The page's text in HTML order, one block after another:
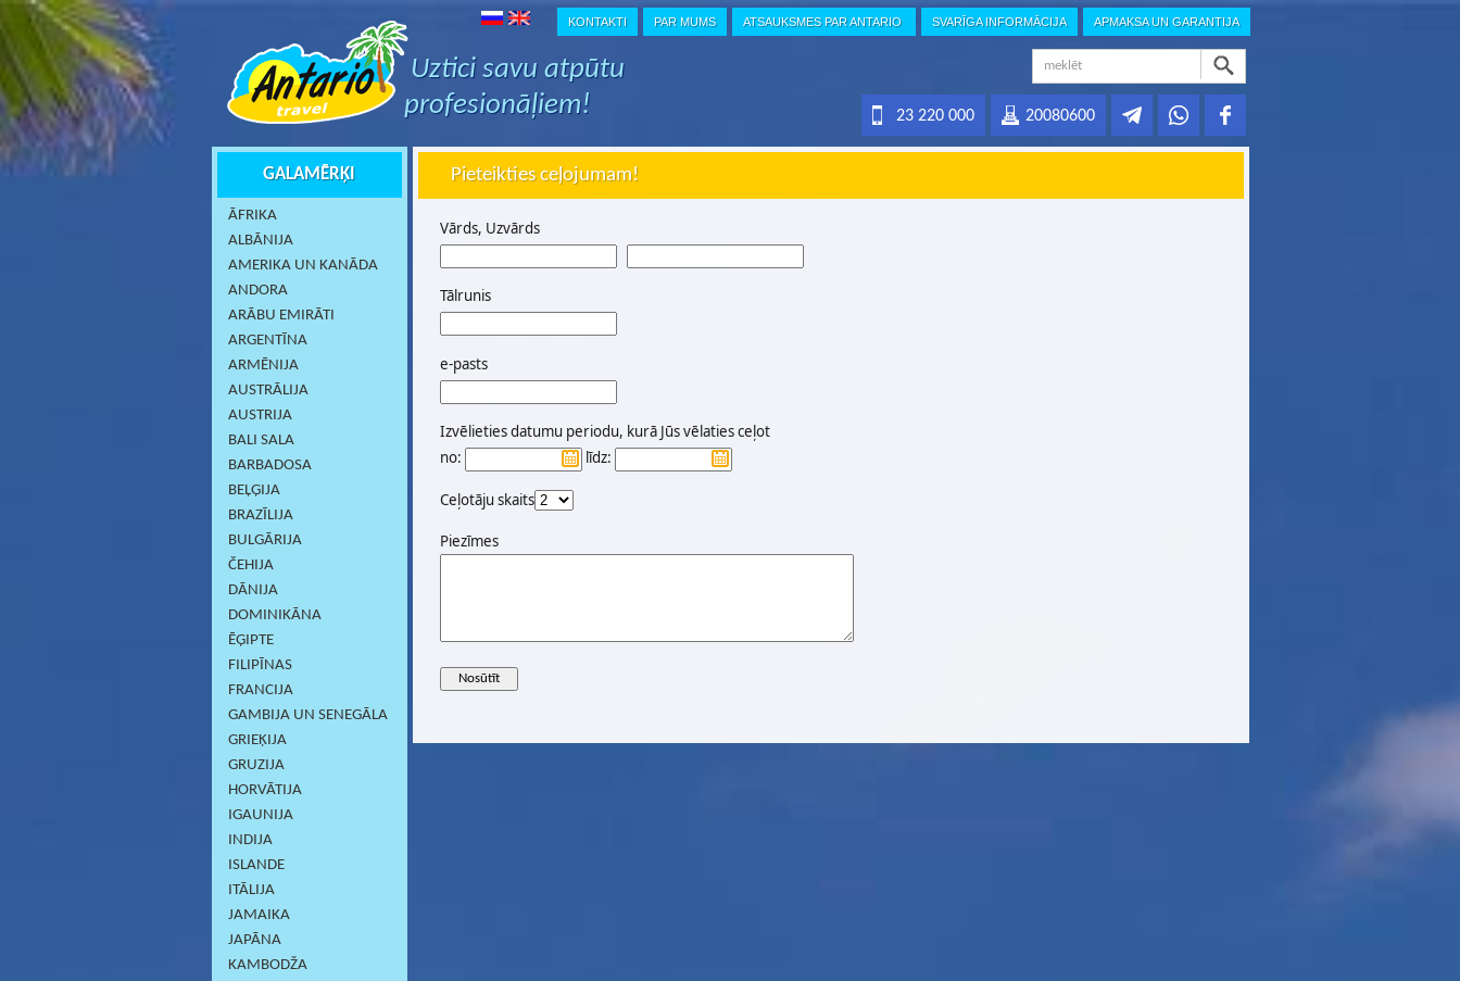
KONTAKTI PAR MUMS ATSAUKSMES PAR ANTARIO SVARĪGA INFORMĀCIJA APMAKSA UN GARANTIJA
Uztici savu atpūtu
profesionāļiem!
20080600
23 220 000
GALAMĒRĶI
ĀFRIKA
ALBĀNIJA
AMERIKA UN KANĀDA
ANDORA
ARĀBU EMIRĀTI
ARGENTĪNA
ARMĒNIJA
AUSTRĀLIJA
AUSTRIJA
BALI SALA
BARBADOSA
BEĻĢIJA
BRAZĪLIJA
BULGĀRIJA
ČEHIJA
DĀNIJA
DOMINIKĀNA
ĒĢIPTE
FILIPĪNAS
FRANCIJA
GAMBIJA UN SENEGĀLA
GRIEĶIJA
GRUZIJA
HORVĀTIJA
IGAUNIJA
INDIJA
ISLANDE
ITĀLIJA
JAMAIKA
JAPĀNA
KAMBODŽA
Pieteikties ceļojumam!
Vārds, Uzvārds
Tālrunis
e-pasts
Izvēlieties datumu periodu, kurā Jūs vēlaties ceļot
no:
līdz:
Ceļotāju skaits
Piezīmes